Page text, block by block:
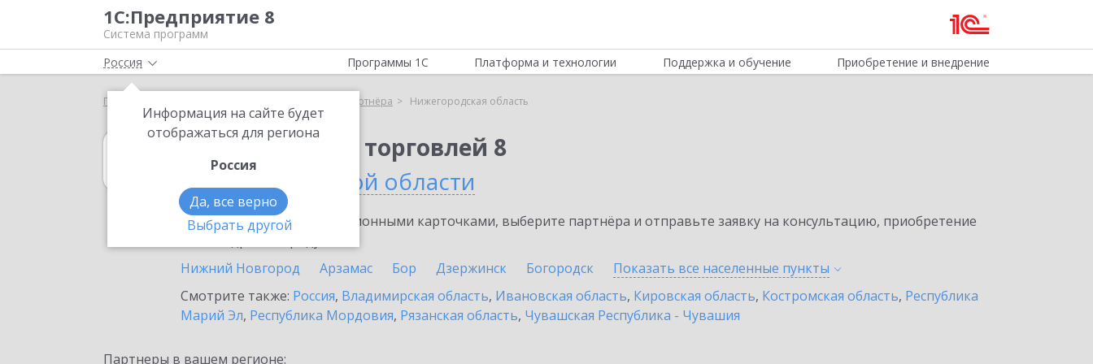
1С:Предприятие 8
Система программ
Россия
Информация на сайте будет
отображаться для региона
Россия
Да, все верно
Выбрать другой
Программы 1С Платформа и технологии Поддержка и обучение Приобретение и внедрение
Главная Выбор партнёра Нижегородская область
1С:Управление торговлей 8
в Нижегородской области
Ознакомьтесь с информационными карточками, выберите партнёра и отправьте заявку на консультацию, приобретение
Нижний Новгород
Арзамас Бор Дзержинск Богородск Показать все населенные пункты
Смотрите также: Россия, Владимирская область, Ивановская область, Кировская область, Костромская область, Республика
Марий Эл, Республика Мордовия, Рязанская область, Чувашская Республика - Чувашия
Партнеры в вашем регионе: